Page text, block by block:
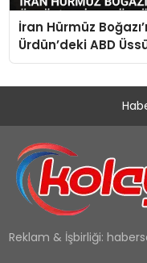
İran Hürmüz
Ürdün’deki ABD
Reklam & İşbirliği: